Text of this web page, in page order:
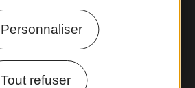
Personnaliser
Tout refuser